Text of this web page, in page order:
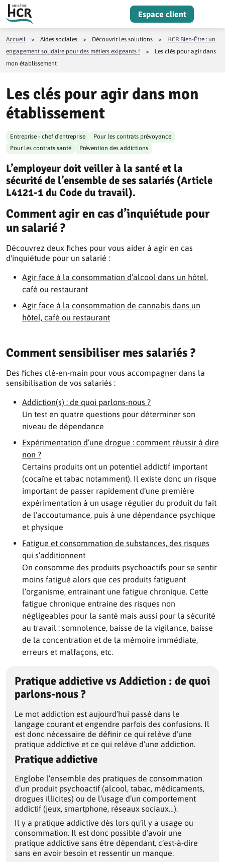
Aller au contenu
Espace client
Accueil > Aides sociales > Découvrir les solutions >
HCR Bien-Être : un
engagement solidaire pour des métiers exigeants !
>
Les clés pour agir dans
mon établissement
Les clés pour agir dans mon
établissement
Entreprise - chef d'entreprise
Pour les contrats prévoyance
Pour les contrats santé
Prévention des addictions
L’employeur doit veiller à la santé et la
sécurité de l’ensemble de ses salariés (Article
L4121-1 du Code du travail).
Comment agir en cas d’inquiétude pour
un salarié ?
Découvrez deux fiches pour vous aider à agir en cas
d'inquiétude pour un salarié :
Agir face à la consommation d’alcool dans un hôtel,
café ou restaurant
Agir face à la consommation de cannabis dans un
hôtel, café ou restaurant
Comment sensibiliser mes salariés ?
Des fiches clé-en-main pour vous accompagner dans la
sensibilisation de vos salariés :
Addiction(s) : de quoi parlons-nous ?
Un test en quatre questions pour déterminer son
niveau de dépendance
Expérimentation d’une drogue : comment réussir à dire
non ?
Certains produits ont un potentiel addictif important
(cocaïne et tabac notamment). Il existe donc un risque
important de passer rapidement d’une première
expérimentation à un usage régulier du produit du fait
de l’accoutumance, puis à une dépendance psychique
et physique
Fatigue et consommation de substances, des risques
qui s’additionnent
On consomme des produits psychoactifs pour se sentir
moins fatigué alors que ces produits fatiguent
l’organisme, entrainant une fatigue chronique. Cette
fatigue chronique entraine des risques non
négligeables pour la santé mais aussi pour la sécurité
au travail : somnolence, baisse de la vigilance, baisse
de la concentration et de la mémoire immédiate,
erreurs et malfaçons, etc.
Pratique addictive vs Addiction : de quoi
parlons-nous ?
Le mot addiction est aujourd’hui passé dans le
langage courant et engendre parfois des confusions. Il
est donc nécessaire de définir ce qui relève d’une
pratique addictive et ce qui relève d’une addiction.
Pratique addictive
Englobe l’ensemble des pratiques de consommation
d’un produit psychoactif (alcool, tabac, médicaments,
drogues illicites) ou de l’usage d’un comportement
addictif (jeux, smartphone, réseaux sociaux…).
Il y a pratique addictive dès lors qu’il y a usage ou
consommation. Il est donc possible d’avoir une
pratique addictive sans être dépendant, c’est-à-dire
sans en avoir besoin et ressentir un manque.